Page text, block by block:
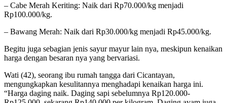
– Cabe Merah Keriting: Naik dari Rp70.000/kg menjadi
Rp100.000/kg.
– Bawang Merah: Naik dari Rp30.000/kg menjadi Rp45.000/kg.
Begitu juga sebagian jenis sayur mayur lain nya, meskipun kenaikan
harga dengan besaran nya yang bervariasi.
Wati (42), seorang ibu rumah tangga dari Cicantayan,
mengungkapkan kesulitannya menghadapi kenaikan harga ini.
“Harga daging naik. Daging sapi sebelumnya Rp120.000-